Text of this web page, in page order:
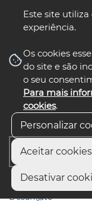
Este site
experiência.
Os cookies
do site e são
o seu
Para mais
cookies.
Personalizar
Aceitar
Desativar
nos
Início
Projeto de limpeza
Desafi@te